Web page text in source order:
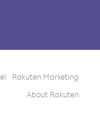
Rakuten Marketing
About Rakuten